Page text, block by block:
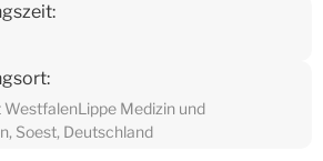
Medizin und
Soest, Deutschland